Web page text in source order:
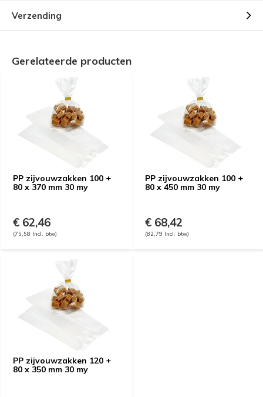
Verzending
Gerelateerde producten
PP zijvouwzakken 100 +
80 x 370 mm 30 my
€ 62,46
(75,58 Incl. btw)
PP zijvouwzakken 100 +
80 x 450 mm 30 my
€ 68,42
(82,79 Incl. btw)
PP zijvouwzakken 120 +
80 x 350 mm 30 my